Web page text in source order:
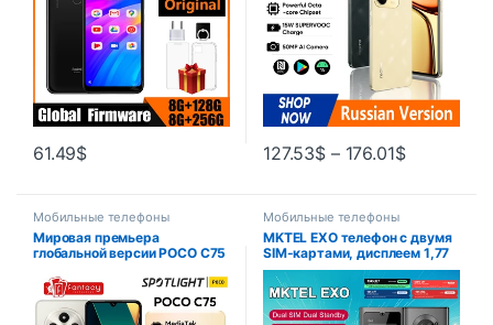
61.49$ 127.53$ – 176.01$
Мобильные телефоны
Мировая премьера
глобальной версии POCO C75
G81-Ultra 50 Мп камера
Массивный аккумулятор
5160 мАч Поддержка NFC
Мобильные телефоны
MKTEL EXO телефон с двумя
SIM-картами, дисплеем 1,77
дюйма